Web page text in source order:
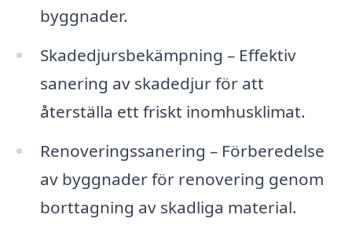
byggnader.
Skadedjursbekämpning – Effektiv
sanering av skadedjur för att
återställa ett friskt inomhusklimat.
Renoveringssanering – Förberedelse
av byggnader för renovering genom
borttagning av skadliga material.